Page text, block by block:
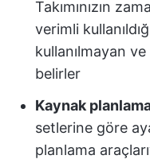
Takımınızın
verimli
kullanılmayan ve
belirler
Kaynak
setlerine göre
planlama